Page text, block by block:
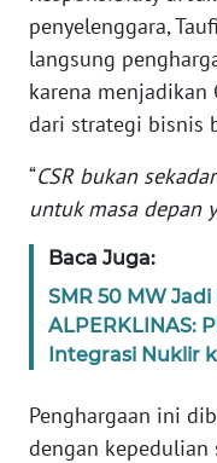
penyelenggara,
langsung
karena menjadikan
dari strategi bisnis
“CSR bukan
untuk masa depan
Baca Juga:
SMR 50 MW
ALPERKLINAS:
Integrasi Nuklir
Penghargaan ini
dengan
WN
JABAR
BANTEN
NTT
WN
KEPRI
WN
PAPUA